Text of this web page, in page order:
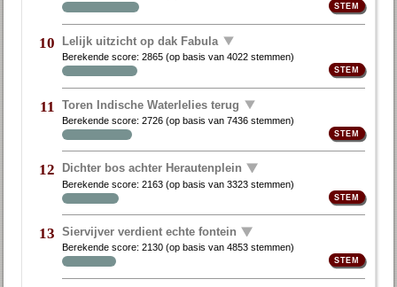
10 Lelijk uitzicht op dak Fabula
Berekende score:2865 (op basis van4022 stemmen)
11 Toren Indische Waterlelies terug
Berekende score:2726 (op basis van7436 stemmen)
12 Dichter bos achter Herautenplein
Berekende score:2163 (op basis van3323 stemmen)
13 Siervijver verdient echte fontein
Berekende score:2130 (op basis van4853 stemmen)